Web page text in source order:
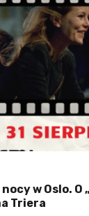
w Oslo. O
Triera